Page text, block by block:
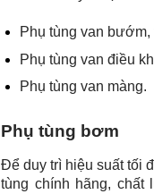
Phụ tùng van bướm,
Phụ tùng van điều
Phụ tùng van màng.
Phụ tùng bơm
Để duy trì hiệu suất tối
tùng chính hãng, chất